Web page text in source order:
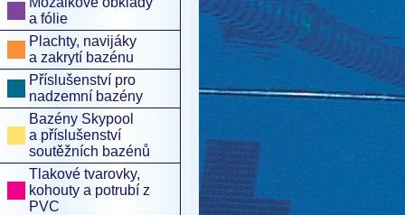
a fólie
Plachty, navijáky
a zakrytí bazénu
Příslušenství pro
nadzemní bazény
Bazény Skypool
a příslušenství
soutěžních bazénů
Tlakové tvarovky,
kohouty a potrubí z
PVC